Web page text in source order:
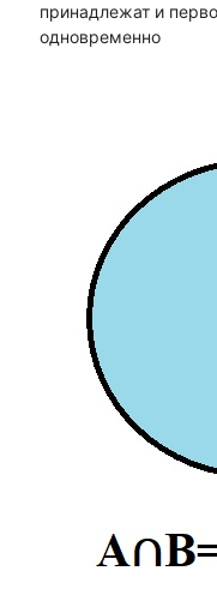
принадлежат и
одновременно